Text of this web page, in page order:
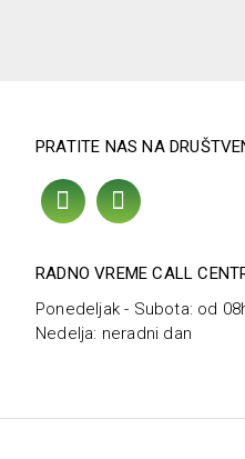
PRATITE NAS NA
RADNO VREME CALL
Ponedeljak - Subota: od
Nedelja: neradni dan